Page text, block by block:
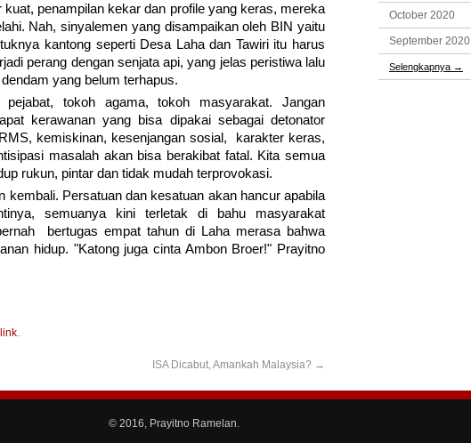
penampilan kekar dan profile yang keras, mereka
Nah, sinyalemen yang disampaikan oleh BIN yaitu
kantong seperti Desa Laha dan Tawiri itu harus
perang dengan senjata api, yang jelas peristiwa lalu
yang belum terhapus.
tokoh agama, tokoh masyarakat. Jangan
kerawanan yang bisa dipakai sebagai detonator
kemiskinan, kesenjangan sosial, karakter keras,
masalah akan bisa berakibat fatal. Kita semua
rukun, pintar dan tidak mudah terprovokasi.
kembali. Persatuan dan kesatuan akan hancur apabila
semuanya kini terletak di bahu masyarakat
bertugas empat tahun di Laha merasa bahwa
hidup. "Katong juga cinta Ambon Broer!" Prayitno
.
ISA Dicabut, Amankah Malaysia? →
October 2020
September 2020
Selengkapnya →
© 2016, Prayitno Ramelan.